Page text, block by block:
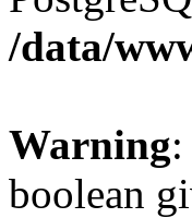
/data/
Warning
boolean